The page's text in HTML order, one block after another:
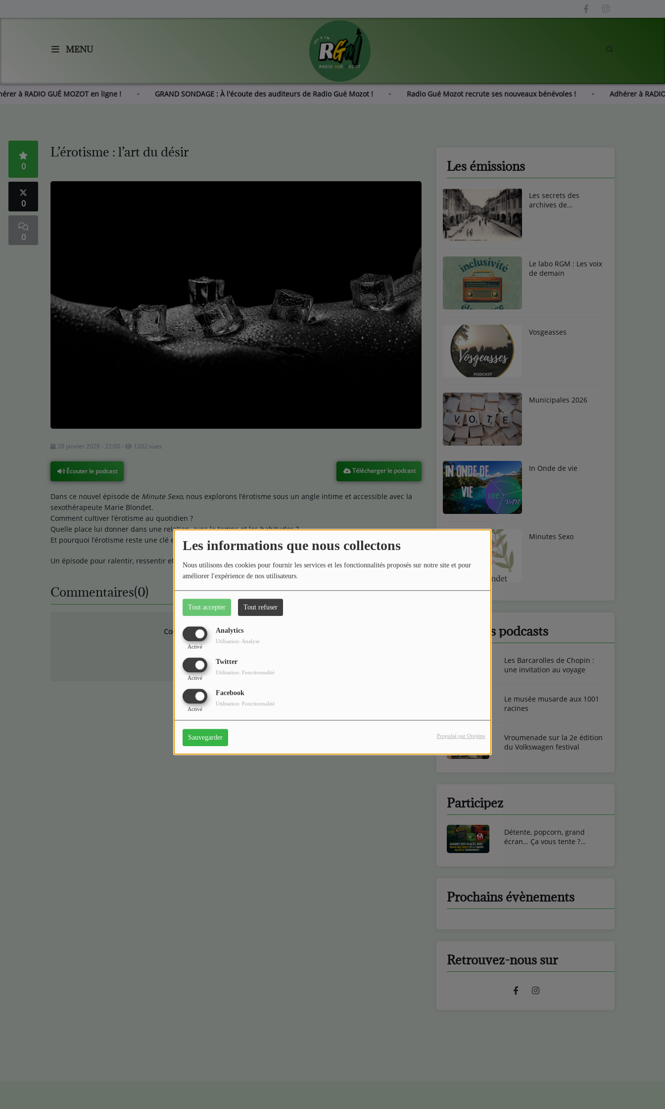
Les informations que nous collectons
Nous utilisons des cookies pour fournir les services et les fonctionnalités proposés sur notre site et pour
améliorer l'expérience de nos utilisateurs.
Tout accepter Tout refuser
Analytics
Activé
Utilisation: Analyse
Twitter
Activé
Utilisation: Fonctionnalité
Facebook
Activé
Utilisation: Fonctionnalité
Sauvegarder Propulsé par Orejime
MENU
Adhérer à RADIO GUÉ MOZOT en ligne ! GRAND SONDAGE : À l'écoute des auditeurs de Radio Gué Mozot ! Radio Gué Mozot recrute ses nouveaux bénévoles ! Adhérer à
Agenda
Radio
Emissions
Equipes
Médias
L’érotisme : l’art du désir
0
0
0
28 janvier 2026 - 22:00 - 1202 vues
Écouter le podcast Télécharger le podcast
Dans ce nouvel épisode de Minute Sexo, nous explorons l’érotisme sous un angle intime et accessible avec la
sexothérapeute Marie Blondet.
Comment cultiver l’érotisme au quotidien ?
Quelle place lui donner dans une relation, avec le temps et les habitudes ?
Et pourquoi l’érotisme reste une clé essentielle du plaisir et de la connexion à l’autre ?
Un épisode pour ralentir, ressentir et redonner toute sa place à la subtilité du désir.
Commentaires(0)
Connectez-vous pour commenter cet article
Les émissions
Les secrets des
archives de
Le labo RGM : Les voix
de demain
Vosgeasses
Municipales 2026
In Onde de vie
Minutes Sexo
Derniers podcasts
Les Barcarolles de Chopin :
une invitation au voyage
Le musée musarde aux 1001
racines
Vroumenade sur la 2e édition
du Volkswagen festival
Participez
Détente, popcorn, grand
écran… Ça vous tente ?
Prochains évènements
Retrouvez-nous sur